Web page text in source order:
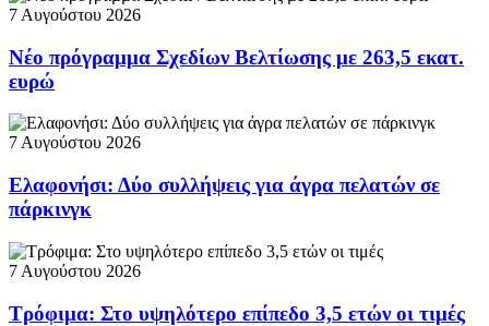
7 Αυγούστου 2026
Νέο πρόγραμμα Σχεδίων Βελτίωσης με 263,5 εκατ.
ευρώ
7 Αυγούστου 2026
Ελαφονήσι: Δύο συλλήψεις για άγρα πελατών σε
πάρκινγκ
7 Αυγούστου 2026
Τρόφιμα: Στο υψηλότερο επίπεδο 3,5 ετών οι τιμές